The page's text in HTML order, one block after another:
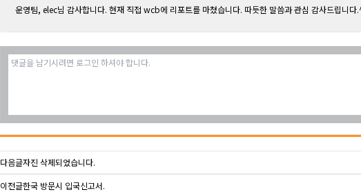
운영팀, elec님 감사합니다. 현재 직접 wcb에 리포트를 마쳤습니다. 따듯한 말씀과 관심 감사드립니다
다음글자진 삭제되었습니다.
이전글한국 방문시 입국신고서.